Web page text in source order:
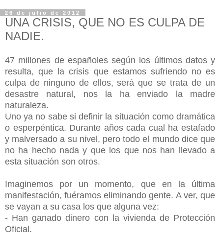
26 de julio de 2012
UNA CRISIS, QUE NO ES CULPA DE
NADIE.
47 millones de españoles según los últimos datos y
resulta, que la crisis que estamos sufriendo no es
culpa de ninguno de ellos, será que se trata de un
desastre natural, nos la ha enviado la madre
naturaleza.
Uno ya no sabe si definir la situación como dramática
o esperpéntica. Durante años cada cual ha estafado
y malversado a su nivel, pero todo el mundo dice que
no ha hecho nada y que los que nos han llevado a
esta situación son otros.
Imaginemos por un momento, que en la última
manifestación, fuéramos eliminando gente. A ver, que
se vayan a su casa los que alguna vez:
- Han ganado dinero con la vivienda de Protección
Oficial.